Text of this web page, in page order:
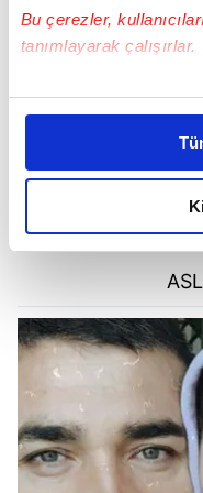
Bu çerezler,
tanımlayarak çalışırlar.
Bu çerezlere izin
daha iyi reklam
amacımızın size
olduğunu ve sizlere en
elimizden gelen
reklamların
kalemimiz olduğunu
Her halükârda,
takdirde, kullanıcılara
gösterilmeyecektir."
Sizlere daha iyi bir
Sitemizde kendimize